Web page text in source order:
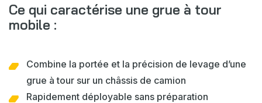
Ce qui caractérise une grue à tour
mobile :
Combine la portée et la précision de levage d’une
grue à tour sur un châssis de camion
Rapidement déployable sans préparation